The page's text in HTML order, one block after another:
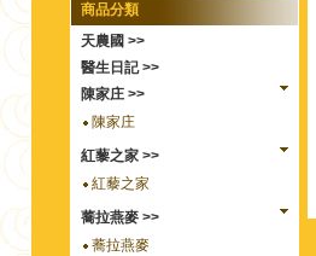
商品分類
天農國 >>
醫生日記 >>
陳家庄 >>
陳家庄
紅藜之家 >>
紅藜之家
蕎拉燕麥 >>
蕎拉燕麥